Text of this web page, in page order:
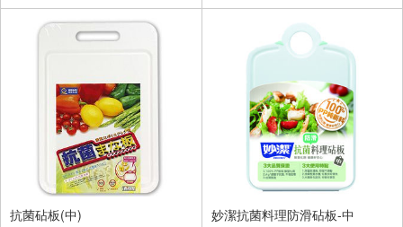
抗菌砧板(中)
妙潔抗菌料理防滑砧板-中